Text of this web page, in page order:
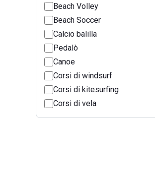
Beach Volley
Beach Soccer
Calcio balilla
Pedalò
Canoe
Corsi di windsurf
Corsi di kitesurfing
Corsi di vela